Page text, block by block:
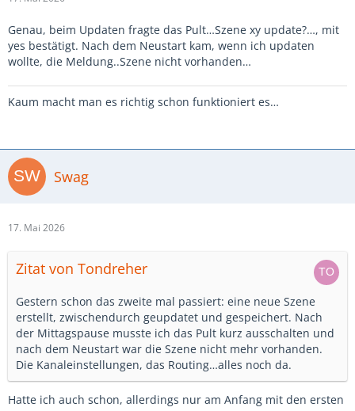
Genau, beim Updaten fragte das Pult…Szene xy update?…, mit
yes bestätigt. Nach dem Neustart kam, wenn ich updaten
wollte, die Meldung..Szene nicht vorhanden…
Kaum macht man es richtig schon funktioniert es…
Swag
17. Mai 2026
Zitat von Tondreher
Gestern schon das zweite mal passiert: eine neue Szene
erstellt, zwischendurch geupdatet und gespeichert. Nach
der Mittagspause musste ich das Pult kurz ausschalten und
nach dem Neustart war die Szene nicht mehr vorhanden.
Die Kanaleinstellungen, das Routing…alles noch da.
Hatte ich auch schon, allerdings nur am Anfang mit den ersten